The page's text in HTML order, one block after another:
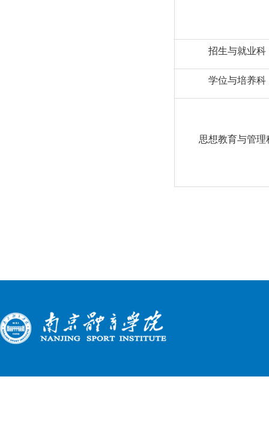
招生与就业科
学位与培养科
思想教育与管理